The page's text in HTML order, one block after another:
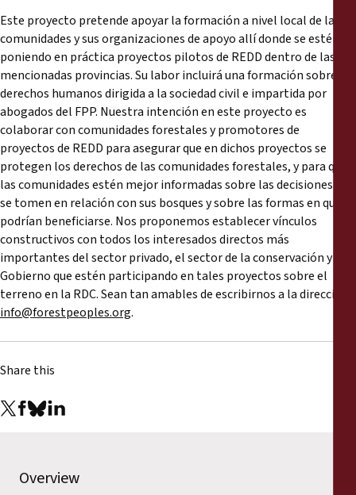
Este proyecto pretende apoyar la formación a nivel local de las
comunidades y sus organizaciones de apoyo allí donde se estén
poniendo en práctica proyectos pilotos de REDD dentro de las
mencionadas provincias. Su labor incluirá una formación sobre
derechos humanos dirigida a la sociedad civil e impartida por
abogados del FPP. Nuestra intención en este proyecto es
colaborar con comunidades forestales y promotores de
proyectos de REDD para asegurar que en dichos proyectos se
protegen los derechos de las comunidades forestales, y para que
las comunidades estén mejor informadas sobre las decisiones que
se tomen en relación con sus bosques y sobre las formas en que
podrían beneficiarse. Nos proponemos establecer vínculos
constructivos con todos los interesados directos más
importantes del sector privado, el sector de la conservación y el
Gobierno que estén participando en tales proyectos sobre el
terreno en la RDC. Sean tan amables de escribirnos a la dirección
info@forestpeoples.org.
Share this
Overview